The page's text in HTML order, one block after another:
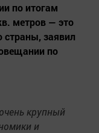
по итогам
метров — это
заявил
по
крупный
и